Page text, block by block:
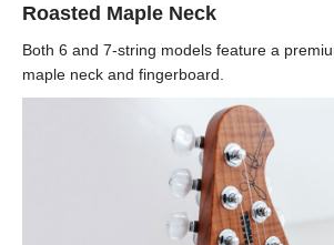
Roasted Maple Neck
Both 6 and 7-string models feature a
maple neck and fingerboard.